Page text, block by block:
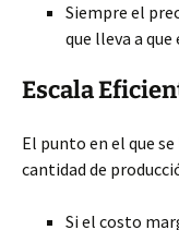
Siempre el
que lleva a
Escala
El punto en el que
cantidad de
Si el costo